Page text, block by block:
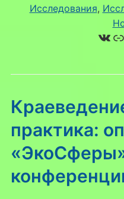
Исследования,
практика: